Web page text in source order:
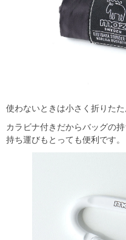
使わないときは小さく折りた
カラビナ付きだからバッグの
持ち運びもとっても便利です。